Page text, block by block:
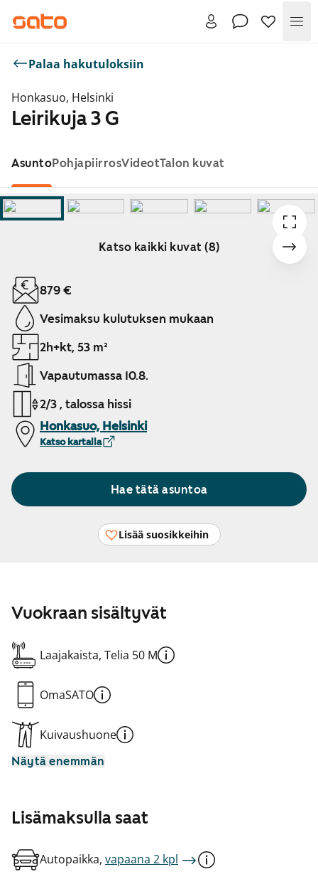
Palaa hakutuloksiin
Honkasuo, Helsinki
Leirikuja 3 G
AsuntoPohjapiirrosVideotTalon kuvat
Katso kaikki kuvat (8)
Näytetään dia 1 / 8
879 €
Vesimaksu kulutuksen mukaan
2h+kt, 53 m²
Vapautumassa 10.8.
2/3 , talossa hissi
Honkasuo, Helsinki
Katso kartalla
Hae tätä asuntoa
Lisää suosikkeihin
Vuokraan sisältyvät
Laajakaista, Telia 50 M
OmaSATO
Kuivaushuone
Näytä enemmän
Lisämaksulla saat
Autopaikka, vapaana 2 kpl